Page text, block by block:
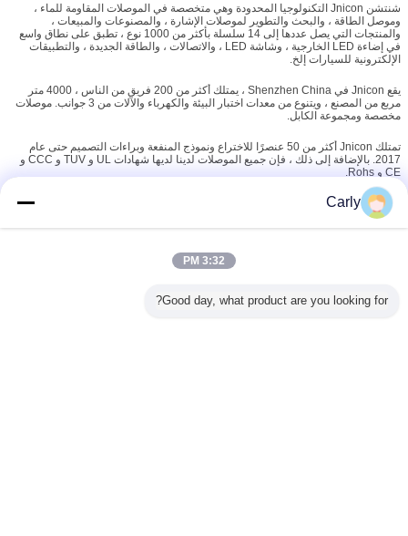
شنتشن Jnicon التكنولوجيا المحدودة وهي متخصصة في الموصلات المقاومة للماء ،
وموصل الطاقة ، والبحث والتطوير لموصلات الإشارة ، والمصنوعات والمبيعات ،
والمنتجات التي يصل عددها إلى 14 سلسلة بأكثر من 1000 نوع ، تطبق على نطاق واسع
في إضاءة LED الخارجية ، وشاشة LED ، والاتصالات ، والطاقة الجديدة ، والتطبيقات
الإلكترونية للسيارات إلخ.
يقع Jnicon في Shenzhen China ، يمتلك أكثر من 200 فريق من الناس ، 4000 متر
مربع من المصنع ، ويتنوع من معدات اختبار البيئة والكهرباء والآلات من 3 جوانب. موصلات
مخصصة ومجموعة الكابل.
تمتلك Jnicon أكثر من 50 عنصرًا للاختراع ونموذج المنفعة وبراءات التصميم حتى عام
2017. بالإضافة إلى ذلك ، فإن جميع الموصلات لدينا لديها شهادات UL و TUV و CCC و
CE و Rohs.
نحن ملتزمون بتوفير حل لوجستي سريع الاستجابة وفعال من حيث التكلفة وفعال وموثوق
لعملائنا.
جيد في جميع المدن والمقاطعات في جميع أنحاء الصين ، كما أنها تحظى بشعبية في دول
مثل الولايات المتحدة والمملكة المتحدة وألمانيا وهولندا وإسبانيا والإمارات العربية المتحدة
Carly
3:32 PM
Good day, what product are you looking for?